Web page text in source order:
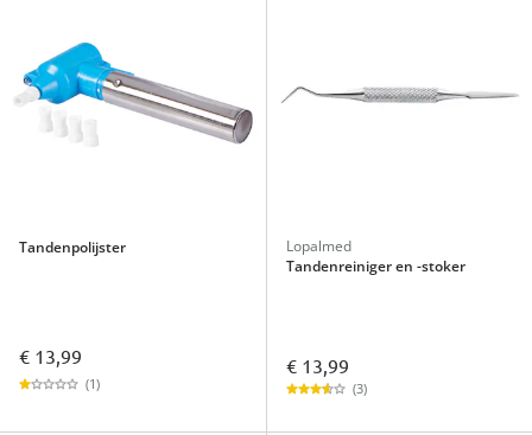
Tandenpolijster
€ 13,99
(1)
Lopalmed
Tandenreiniger en -stoker
€ 13,99
(3)